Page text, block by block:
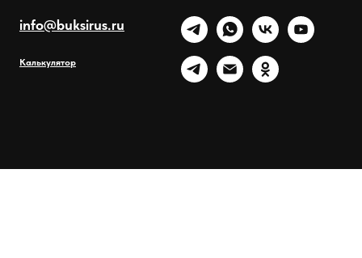
info@buksirus.ru
Калькулятор